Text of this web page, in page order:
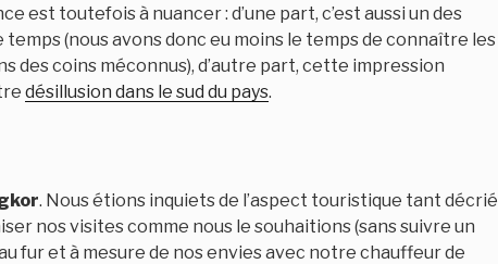
est toutefois à nuancer : d’une part, c’est aussi un des
temps (nous avons donc eu moins le temps de connaître les
des coins méconnus), d’autre part, cette impression
désillusion dans le sud du pays.
. Nous étions inquiets de l’aspect touristique tant décrié
nos visites comme nous le souhaitions (sans suivre un
fur et à mesure de nos envies avec notre chauffeur de